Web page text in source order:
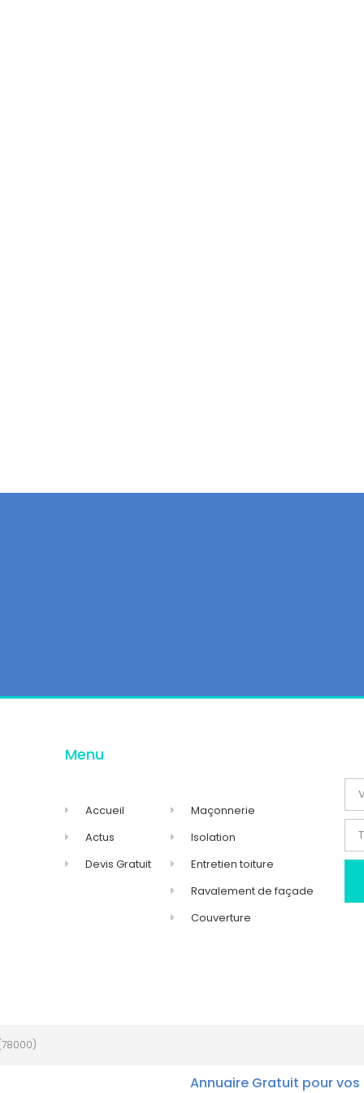
Menu
Accueil
Actus
Devis Gratuit
Maçonnerie
Isolation
Entretien toiture
Ravalement de façade
Couverture
(78000)
Annuaire Gratuit pour